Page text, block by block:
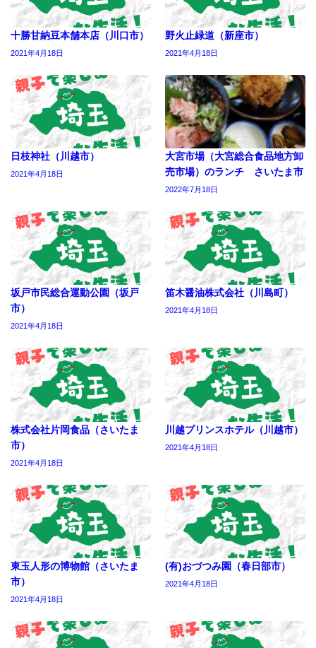
十勝甘納豆本舗本店（川口市）
2021年4月18日
野火止緑道（新座市）
2021年4月18日
日枝神社（川越市）
2021年4月18日
大宮市場（大宮総合食品地方卸
売市場）のランチ さいたま市
2022年7月18日
坂戸市民総合運動公園（坂戸
市）
2021年4月18日
笛木醤油株式会社（川島町）
2021年4月18日
株式会社片岡食品（さいたま
市）
2021年4月18日
川越プリンスホテル（川越市）
2021年4月18日
東玉人形の博物館（さいたま
市）
2021年4月18日
(有)おづつみ園（春日部市）
2021年4月18日